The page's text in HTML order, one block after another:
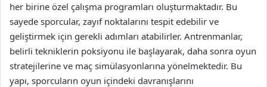
her birine özel çalışma programları oluşturmaktadır. Bu
sayede sporcular, zayıf noktalarını tespit edebilir ve
geliştirmek için gerekli adımları atabilirler. Antrenmanlar,
belirli tekniklerin poksiyonu ile başlayarak, daha sonra oyun
stratejilerine ve maç simülasyonlarına yönelmektedir. Bu
yapı, sporcuların oyun içindeki davranışlarını